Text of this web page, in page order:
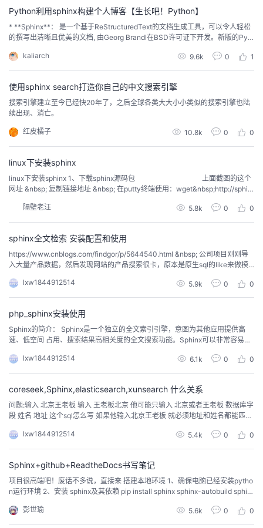
者
我
博
客
的
论
坛
我
的
圈
子
我
的
直
播
我
的
活
我
的
我
的
开
发
者
学
堂
我
的
课
程
我
的
认
我
的
我
我
的
Programs
我
支
持
我
的
技
术
支
我
的
云
声
Python利用sphinx构建个人博客【生长吧！Python】
* **Sphinx**： 是一个基于ReStructuredText的文档生成工具，可以令人轻松
的撰写出清晰且优美的文档, 由Georg Brandl在BSD许可证下开发。新版的Pyth
它对C/C++项目也有很好的支持；并计划对其它开发语言添加特殊支持。 * **R
ead the Docs**是一个在线文档托管服务
kaliarch 9.6k 0 1
使用sphinx search打造你自己的中文搜索引擎
搜索引擎建立至今已经快20年了，之后全球各类大大小小类似的搜索引擎也陆
续出现、消亡。
红皮橘子 10.8k 0 0
linux下安装sphinx
linux下安装sphinx 1、下载sphinx源码包 上面截图的这个
网址 &nbsp; 复制链接地址 &nbsp; 在putty终端使用：wget&nbsp;http://sphin
隔壁老汪
5.8k 0 0
sphinx全文检索 安装配置和使用
https://www.cnblogs.com/findgor/p/5644540.html &nbsp; 公司项目刚刚导
入大量产品数据，然后发现网站的产品搜索很卡，原本是原生sql的like来做模
化。 经过考虑，打算采用全文检索 sphinx + ...
lxw1844912514 5.9k 0 0
php_sphinx安装使用
Sphinx的简介： Sphinx是一个独立的全文索引引擎，意图为其他应用提供高
速、低空间 占用、搜索结果高相关度的全文搜索功能。Sphinx可以非常容易的
持。搜索API支持PHP、Python、Perl、Rudy和Java。 ...
lxw1844912514 6.1k 0 0
coreseek,Sphinx,elasticsearch,xunsearch 什么关系
问题:输入 北京王老板 输入 王老板北京 他可能只输入 北京或者王老板 数据库字
段 姓名 地址 这个sql怎么写 如果他输入北京王老板 就必须地址和姓名都能匹配
e 各种解答: 1.小项目用迅搜，大项目用es 看下es或者core...
lxw1844912514 5.4k 0 0
Sphinx+github+ReadtheDocs书写笔记
项目很高端吧！废话不多说，直接来 搭建本地环境 1、确保电脑已经安装pytho
n运行环境 2、安装 sphinx及其依赖 pip install sphinx sphinx-autobuild sphin
彭世瑜 5.6k 0 0